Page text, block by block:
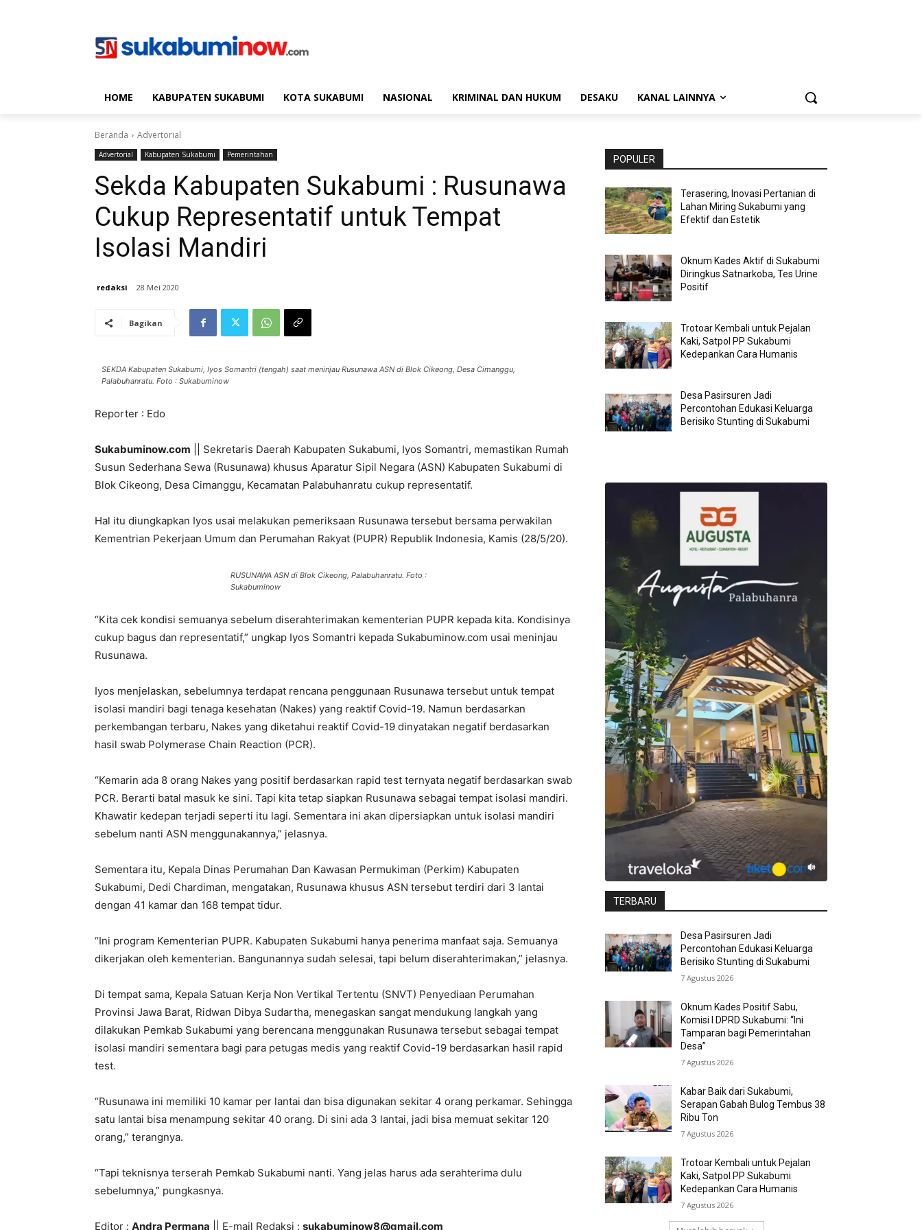
HOME KABUPATEN SUKABUMI KOTA SUKABUMI NASIONAL KRIMINAL DAN HUKUM DESAKU KANAL LAINNYA
Beranda Advertorial
Advertorial Kabupaten Sukabumi Pemerintahan
Sekda Kabupaten Sukabumi : Rusunawa
Cukup Representatif untuk Tempat
Isolasi Mandiri
redaksi 28 Mei 2020
Bagikan
SEKDA Kabupaten Sukabumi, Iyos Somantri (tengah) saat meninjau Rusunawa ASN di Blok Cikeong, Desa Cimanggu,
Palabuhanratu. Foto : Sukabuminow
Reporter : Edo
Sukabuminow.com || Sekretaris Daerah Kabupaten Sukabumi, Iyos Somantri, memastikan Rumah
Susun Sederhana Sewa (Rusunawa) khusus Aparatur Sipil Negara (ASN) Kabupaten Sukabumi di
Blok Cikeong, Desa Cimanggu, Kecamatan Palabuhanratu cukup representatif.
Hal itu diungkapkan Iyos usai melakukan pemeriksaan Rusunawa tersebut bersama perwakilan
Kementrian Pekerjaan Umum dan Perumahan Rakyat (PUPR) Republik Indonesia, Kamis (28/5/20).
RUSUNAWA ASN di Blok Cikeong, Palabuhanratu. Foto :
Sukabuminow
“Kita cek kondisi semuanya sebelum diserahterimakan kementerian PUPR kepada kita. Kondisinya
cukup bagus dan representatif,” ungkap Iyos Somantri kepada Sukabuminow.com usai meninjau
Rusunawa.
Iyos menjelaskan, sebelumnya terdapat rencana penggunaan Rusunawa tersebut untuk tempat
isolasi mandiri bagi tenaga kesehatan (Nakes) yang reaktif Covid-19. Namun berdasarkan
perkembangan terbaru, Nakes yang diketahui reaktif Covid-19 dinyatakan negatif berdasarkan
hasil swab Polymerase Chain Reaction (PCR).
“Kemarin ada 8 orang Nakes yang positif berdasarkan rapid test ternyata negatif berdasarkan swab
PCR. Berarti batal masuk ke sini. Tapi kita tetap siapkan Rusunawa sebagai tempat isolasi mandiri.
Khawatir kedepan terjadi seperti itu lagi. Sementara ini akan dipersiapkan untuk isolasi mandiri
sebelum nanti ASN menggunakannya,” jelasnya.
Sementara itu, Kepala Dinas Perumahan Dan Kawasan Permukiman (Perkim) Kabupaten
Sukabumi, Dedi Chardiman, mengatakan, Rusunawa khusus ASN tersebut terdiri dari 3 lantai
dengan 41 kamar dan 168 tempat tidur.
“Ini program Kementerian PUPR. Kabupaten Sukabumi hanya penerima manfaat saja. Semuanya
dikerjakan oleh kementerian. Bangunannya sudah selesai, tapi belum diserahterimakan,” jelasnya.
Di tempat sama, Kepala Satuan Kerja Non Vertikal Tertentu (SNVT) Penyediaan Perumahan
Provinsi Jawa Barat, Ridwan Dibya Sudartha, menegaskan sangat mendukung langkah yang
dilakukan Pemkab Sukabumi yang berencana menggunakan Rusunawa tersebut sebagai tempat
isolasi mandiri sementara bagi para petugas medis yang reaktif Covid-19 berdasarkan hasil rapid
test.
“Rusunawa ini memiliki 10 kamar per lantai dan bisa digunakan sekitar 4 orang perkamar. Sehingga
satu lantai bisa menampung sekitar 40 orang. Di sini ada 3 lantai, jadi bisa memuat sekitar 120
orang,” terangnya.
“Tapi teknisnya terserah Pemkab Sukabumi nanti. Yang jelas harus ada serahterima dulu
sebelumnya,” pungkasnya.
Editor : Andra Permana || E-mail Redaksi : sukabuminow8@gmail.com
POPULER
Terasering, Inovasi Pertanian di
Lahan Miring Sukabumi yang
Efektif dan Estetik
Oknum Kades Aktif di Sukabumi
Diringkus Satnarkoba, Tes Urine
Positif
Trotoar Kembali untuk Pejalan
Kaki, Satpol PP Sukabumi
Kedepankan Cara Humanis
Desa Pasirsuren Jadi
Percontohan Edukasi Keluarga
Berisiko Stunting di Sukabumi
TERBARU
Desa Pasirsuren Jadi
Percontohan Edukasi Keluarga
Berisiko Stunting di Sukabumi
7 Agustus 2026
Oknum Kades Positif Sabu,
Komisi I DPRD Sukabumi: “Ini
Tamparan bagi Pemerintahan
Desa”
7 Agustus 2026
Kabar Baik dari Sukabumi,
Serapan Gabah Bulog Tembus 38
Ribu Ton
7 Agustus 2026
Trotoar Kembali untuk Pejalan
Kaki, Satpol PP Sukabumi
Kedepankan Cara Humanis
7 Agustus 2026